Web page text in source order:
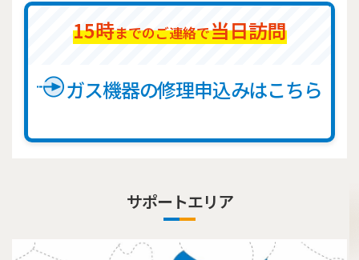
15時までのご連絡で当日訪問
ガス機器の修理申込みはこちら
サポートエリア